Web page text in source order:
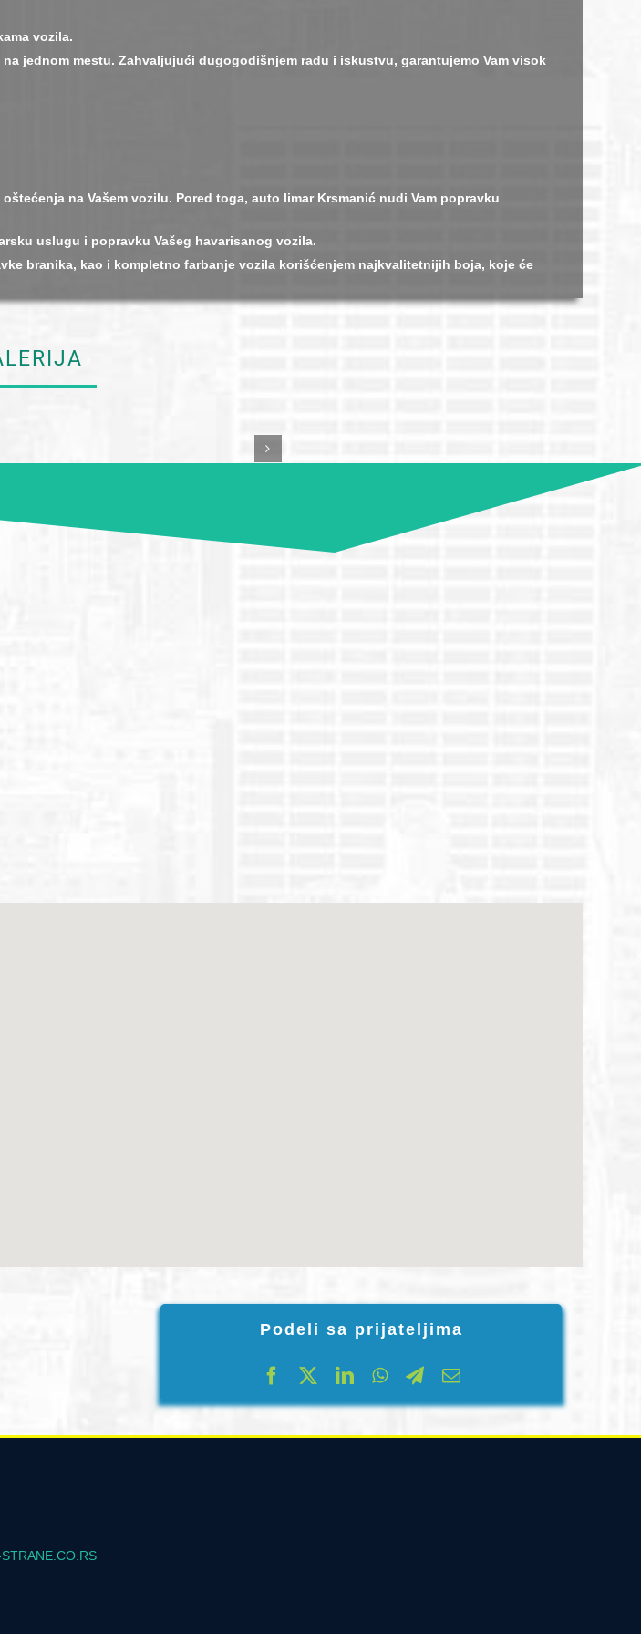
vozila.
jednom mestu. Zahvaljujući dugogodišnjem radu i iskustvu, garantujemo Vam visok
na Vašem vozilu. Pored toga, auto limar Krsmanić nudi Vam popravku
uslugu i popravku Vašeg havarisanog vozila.
branika, kao i kompletno farbanje vozila korišćenjem najkvalitetnijih boja, koje će
Podeli sa prijateljima